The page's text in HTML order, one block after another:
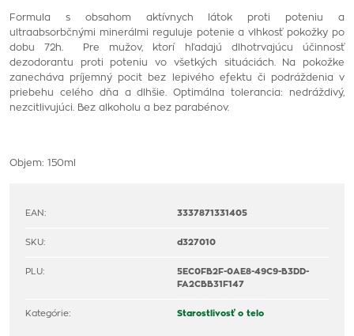
Formula s obsahom aktívnych látok proti poteniu a
ultraabsorbčnými minerálmi reguluje potenie a vlhkosť pokožky po
dobu 72h.
Pre mužov, ktorí hľadajú dlhotrvajúcu účinnosť
dezodorantu proti poteniu vo všetkých situáciách.
Na pokožke
zanecháva príjemný pocit bez lepivého efektu či podráždenia v
priebehu celého dňa a dlhšie.Optimálna tolerancia: nedráždivý,
nezcitlivujúci.
Bez alkoholu a bez parabénov.
Objem: 150ml
EAN: 3337871331405
SKU: d327010
PLU:
5EC0FB2F-0AE8-49C9-B3DD-
FA2CBB31F147
Kategórie: Starostlivosť o telo